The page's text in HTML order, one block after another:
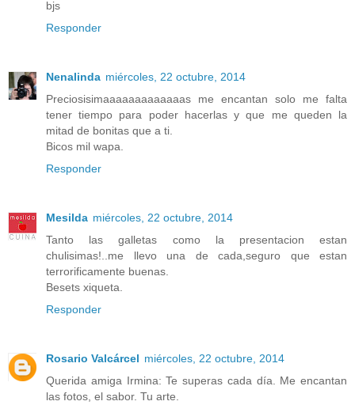
bjs
Responder
Nenalinda miércoles, 22 octubre, 2014
Preciosisimaaaaaaaaaaaaas me encantan solo me falta
tener tiempo para poder hacerlas y que me queden la
mitad de bonitas que a ti.
Bicos mil wapa.
Responder
Mesilda miércoles, 22 octubre, 2014
Tanto las galletas como la presentacion estan
chulisimas!..me llevo una de cada,seguro que estan
terrorificamente buenas.
Besets xiqueta.
Responder
Rosario Valcárcel miércoles, 22 octubre, 2014
Querida amiga Irmina: Te superas cada día. Me encantan
las fotos, el sabor. Tu arte.